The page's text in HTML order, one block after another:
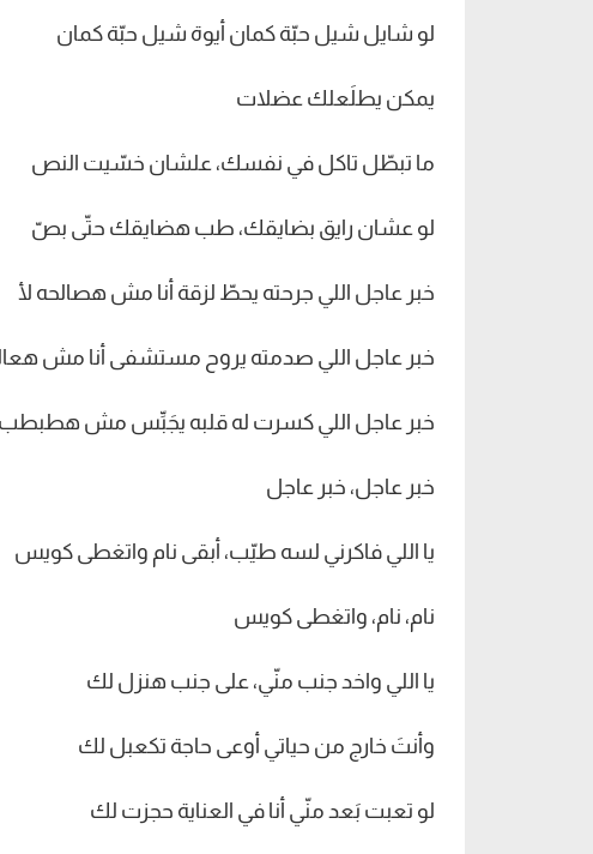
لو شايل شيل حبّة كمان أيوة شيل حبّة كمان
يمكن يطلَعلك عضلات
ما تبطّل تاكل في نفسك، علشان خسّيت النص
لو عشان رايق بضايقك، طب هضايقك حتّى بصّ
خبر عاجل اللي جرحته يحطّ لزقة أنا مش هصالحه لأ
خبر عاجل اللي صدمته يروح مستشفى أنا مش
خبر عاجل اللي كسرت له قلبه يجَبِّس مش
خبر عاجل، خبر عاجل
يا اللي فاكرني لسه طيّب، أبقى نام واتغطى كويس
نام، نام، واتغطى كويس
يا اللي واخد جنب منّي، على جنب هنزل لك
وأنتَ خارج من حياتي أوعى حاجة تكعبل لك
لو تعبت بَعد منّي أنا في العناية حجزت لك